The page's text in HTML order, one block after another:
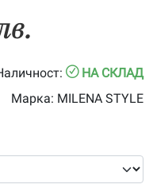
НА СКЛАД
Марка: MILENA STYLE